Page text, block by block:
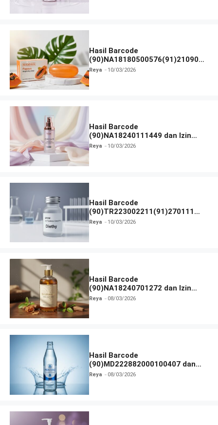
Hasil Barcode
(90)NA18180500576(91)210906
dan Izin BPOM
Reya 10/03/2026
Hasil Barcode
(90)NA18240111449 dan Izin
BPOM
Reya 10/03/2026
Hasil Barcode
(90)TR223002211(91)270111
dan Izin BPOM
Reya 10/03/2026
Hasil Barcode
(90)NA18240701272 dan Izin
BPOM
Reya 08/03/2026
Hasil Barcode
(90)MD222882000100407 dan
Izin BPOM
Reya 08/03/2026